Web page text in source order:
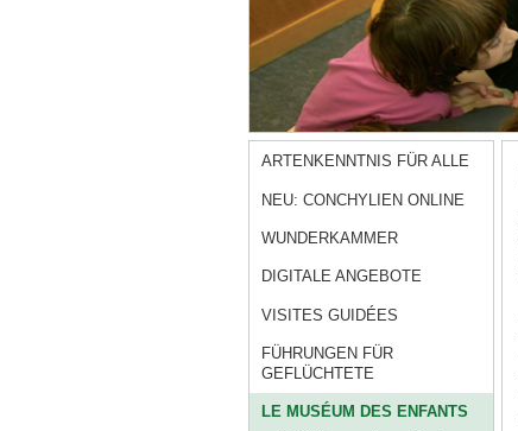
ARTENKENNTNIS FÜR ALLE
NEU: CONCHYLIEN ONLINE
WUNDERKAMMER
DIGITALE ANGEBOTE
VISITES GUIDÉES
FÜHRUNGEN FÜR
GEFLÜCHTETE
LE MUSÉUM DES ENFANTS